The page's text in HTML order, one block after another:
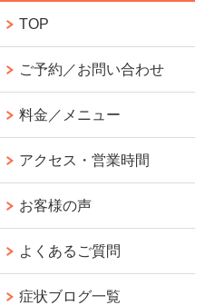
TOP
ご予約／お問い合わせ
料金／メニュー
アクセス・営業時間
お客様の声
よくあるご質問
症状ブログ一覧